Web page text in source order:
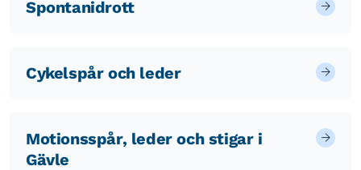
Spontanidrott
Cykelspår och leder
Motionsspår, leder och stigar i
Gävle